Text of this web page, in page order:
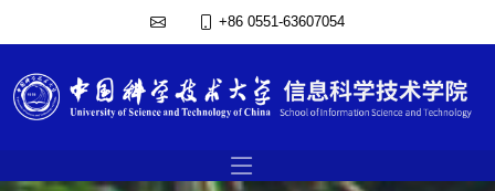
+86 0551-63607054